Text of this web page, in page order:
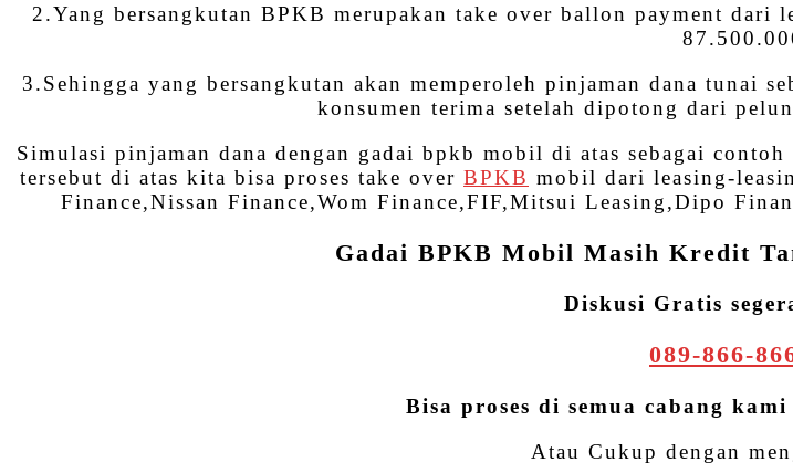
2.Yang bersangkutan BPKB merupakan take over ballon payment dari
3.Sehingga yang bersangkutan akan memperoleh pinjaman dana tunai
konsumen terima setelah dipotong dari
Simulasi pinjaman dana dengan gadai bpkb mobil di atas sebagai
tersebut di atas kita bisa proses take over BPKB mobil dari leasing-
Finance,Nissan Finance,Wom Finance,FIF,Mitsui Leasing,Dipo
Gadai BPKB Mobil Masih Kredit
Diskusi Gratis
089-866-
Bisa proses di semua cabang
Atau Cukup dengan